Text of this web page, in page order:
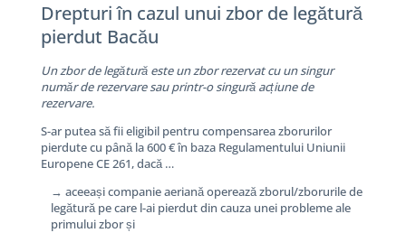
Drepturi în cazul unui zbor de legătură
pierdut Bacău
Un zbor de legătură este un zbor rezervat cu un singur
număr de rezervare sau printr-o singură acțiune de
rezervare.
S-ar putea să fii eligibil pentru compensarea zborurilor
pierdute cu până la 600 € în baza Regulamentului Uniunii
Europene CE 261, dacă …
→ aceeași companie aeriană operează zborul/zborurile de
legătură pe care l-ai pierdut din cauza unei probleme ale
primului zbor și